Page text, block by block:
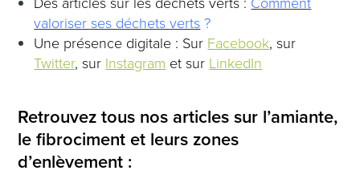
valoriser ses déchets verts ?
Une présence digitale : Sur Facebook, sur
Twitter, sur Instagram et sur LinkedIn
Retrouvez tous nos articles sur l’amiante,
le fibrociment et leurs zones
d’enlèvement :